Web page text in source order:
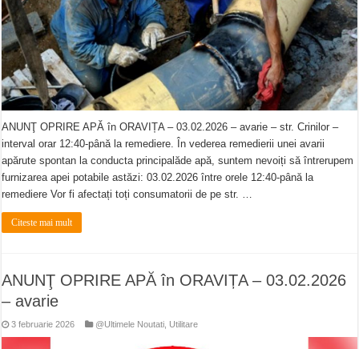
ANUNŢ OPRIRE APĂ în ORAVIȚA – 03.02.2026 – avarie – str. Crinilor –
interval orar 12:40-până la remediere. În vederea remedierii unei avarii
apărute spontan la conducta principalăde apă, suntem nevoiți să întrerupem
furnizarea apei potabile astăzi: 03.02.2026 între orele 12:40-până la
remediere Vor fi afectați toți consumatorii de pe str. …
Citeste mai mult
ANUNŢ OPRIRE APĂ în ORAVIȚA – 03.02.2026
– avarie
3 februarie 2026 @Ultimele Noutati Utilitare